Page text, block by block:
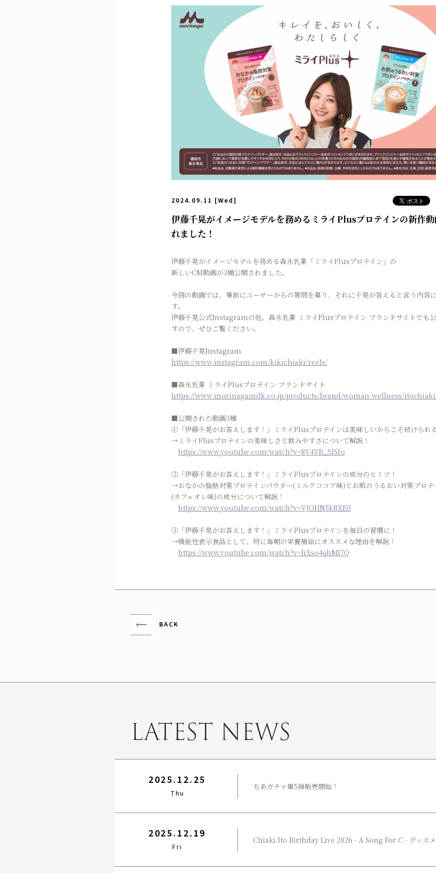
2024.09.11 [Wed]
伊藤千晃がイメージモデルを務めるミライPlusプロテインの新作
れました！
伊藤千晃がイメージモデルを務める森永乳業「ミライPlusプロテイン」の
新しいCM動画が3種公開されました。
今回の動画では、事前にユーザーからの質問を募り、それに千晃が答えると言う内容
す。
伊藤千晃公式Instagramの他、森永乳業 ミライPlusプロテイン ブランドサイトでも
すので、ぜひご覧ください。
■伊藤千晃Instagram
https://www.instagram.com/kikichiaki/reels/
■森永乳業 ミライPlusプロテイン ブランドサイト
https://www.morinagamilk.co.jp/products/brand/woman-wellness/
■公開された動画3種
①「伊藤千晃がお答えします！」ミライPlusプロテインは美味しいからこそ続けられ
→ミライPlusプロテインの美味しさと飲みやすさについて解説！
https://www.youtube.com/watch?v=8V4VR_SISfo
②「伊藤千晃がお答えします！」ミライPlusプロテインの成分のヒミツ！
→おなかの脂肪対策プロテインパウダー(ミルクココア味)とお肌のうるおい対策プロテ
(カフェオレ味)の成分について解説！
https://www.youtube.com/watch?v=VJOHN5kBXE0
③「伊藤千晃がお答えします！」ミライPlusプロテインを毎日の習慣に！
→機能性表示食品として、特に毎朝の栄養補給にオススメな理由を解説！
https://www.youtube.com/watch?v=hXso4qhMI7Q
BACK
LATEST NEWS
2025.12.25
Thu
ちあガチャ第5弾販売開始！
2025.12.19
Fri
Chiaki Ito Birthday Live 2026 - A Song For C - グッズメ